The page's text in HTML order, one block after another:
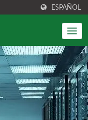
ESPAÑOL